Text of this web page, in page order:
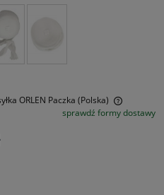
ORLEN Paczka (Polska)
kosztów płatnościsprawdź formy dostawy